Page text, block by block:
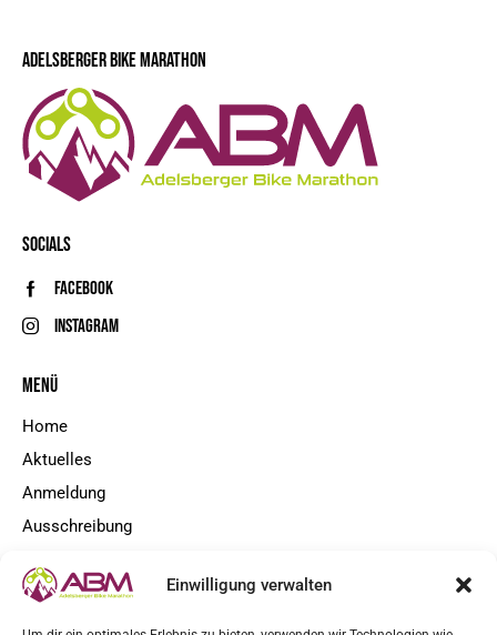
Einwilligung verwalten
ADELSBERGER BIKE MARATHON
SOCIALS
Facebook
Instagram
MENÜ
Home
Aktuelles
Anmeldung
Ausschreibung